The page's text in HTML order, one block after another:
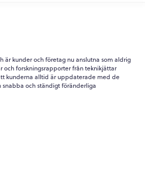
är kunder och företag nu anslutna som aldrig
och forskningsrapporter från teknikjättar
kunderna alltid är uppdaterade med de
snabba och ständigt föränderliga